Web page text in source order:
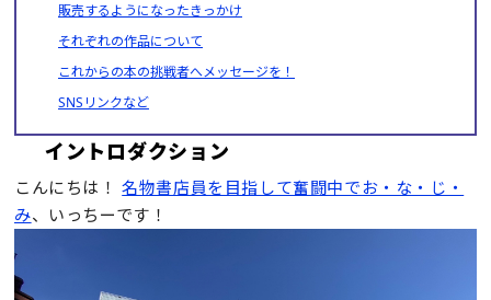
販売するようになったきっかけ
それぞれの作品について
これからの本の挑戦者へメッセージを！
SNSリンクなど
イントロダクション
こんにちは！名物書店員を目指して奮闘中でお・な・じ・
み、いっちーです！